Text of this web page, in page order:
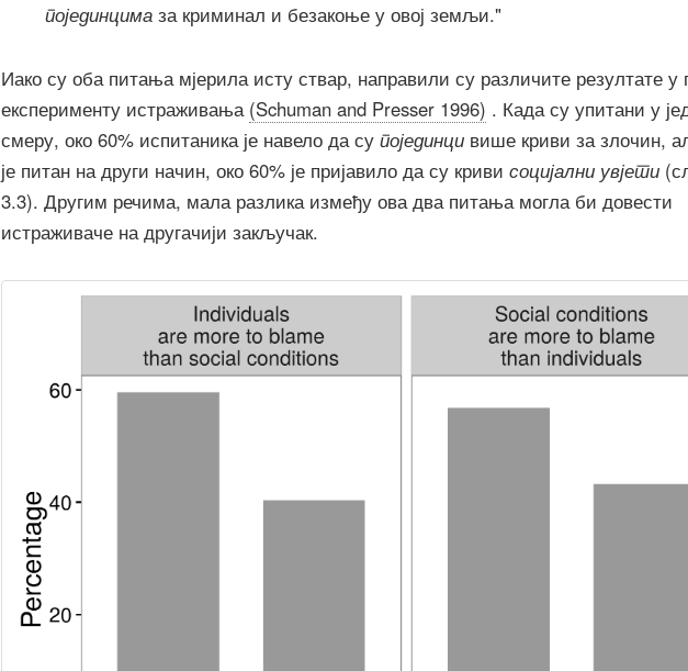
појединцима за криминал и безакоње у овој земљи."
Иако су оба питања мјерила исту ствар, направили су различите резултате у
експерименту истраживања (Schuman and Presser 1996) . Када су упитани у
смеру, око 60% испитаника је навело да су појединци више криви за злочин,
је питан на други начин, око 60% је пријавило да су криви социјални увјети
3.3). Другим речима, мала разлика између ова два питања могла би довести
истраживаче на другачији закључак.